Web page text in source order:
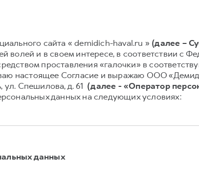
сайта « demidich-haval.ru » (далее –
волей и в своем интересе, в соответствии с
проставления «галочки» в
настоящее Согласие и выражаю ООО
ул. Спешилова, д. 61 (далее - «Оператор
данных на следующих условиях:
данных